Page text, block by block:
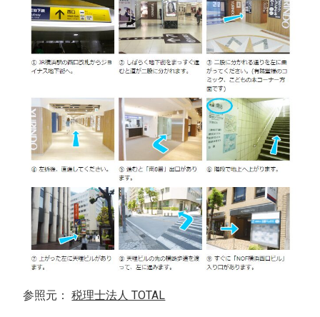
参照元：税理士法人 TOTAL